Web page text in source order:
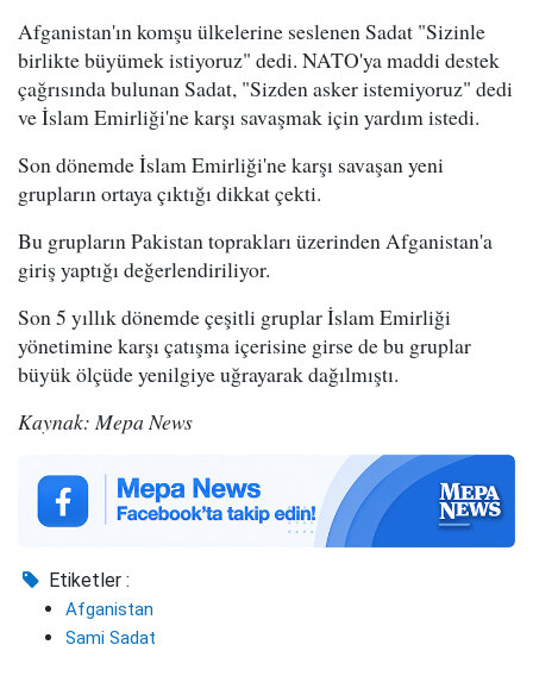
Afganistan'ın komşu ülkelerine seslenen Sadat "Sizinle
birlikte büyümek istiyoruz" dedi. NATO'ya maddi destek
çağrısında bulunan Sadat, "Sizden asker istemiyoruz" dedi
ve İslam Emirliği'ne karşı savaşmak için yardım istedi.
Son dönemde İslam Emirliği'ne karşı savaşan yeni
grupların ortaya çıktığı dikkat çekti.
Bu grupların Pakistan toprakları üzerinden Afganistan'a
giriş yaptığı değerlendiriliyor.
Son 5 yıllık dönemde çeşitli gruplar İslam Emirliği
yönetimine karşı çatışma içerisine girse de bu gruplar
büyük ölçüde yenilgiye uğrayarak dağılmıştı.
Kaynak: Mepa News
Etiketler :
Afganistan
Sami Sadat